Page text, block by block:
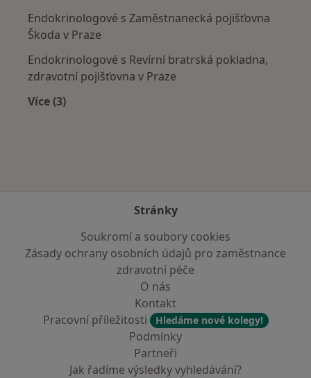
Endokrinologové s Zaměstnanecká pojišťovna
Škoda v Praze
Endokrinologové s Revírní bratrská pokladna,
zdravotní pojišťovna v Praze
Více (3)
Stránky
Soukromí a soubory cookies
Zásady ochrany osobních údajů pro zaměstnance
zdravotní péče
O nás
Kontakt
Pracovní příležitosti
Hledáme nové kolegy!
Podmínky
Partneři
Jak řadíme výsledky vyhledávání?